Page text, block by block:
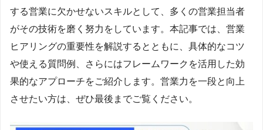
する営業に欠かせないスキルとして、多くの営業担当者
がその技術を磨く努力をしています。本記事では、営業
ヒアリングの重要性を解説するとともに、具体的なコツ
や使える質問例、さらにはフレームワークを活用した効
果的なアプローチをご紹介します。営業力を一段と向上
させたい方は、ぜひ最後までご覧ください。